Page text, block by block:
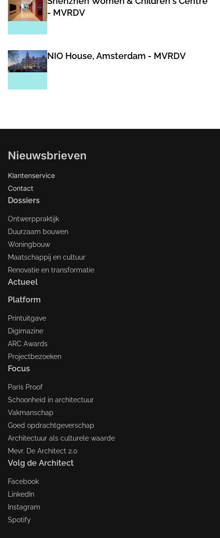
- MVRDV
NIO House, Amsterdam - MVRDV
Nieuwsbrieven
Klantenservice
Contact
Dossiers
Ontwerppraktijk
Duurzaam bouwen
Woningbouw
Maatschappij en cultuur
Renovatie en transformatie
Actueel
Platform
Printuitgave
Digimazine
ARC Awards
Projectbezoeken
Focus
Paris Proof
Schoonheid in architectuur
Vakmanschap
Goed opdrachtgeverschap
Architectuur als culturele waarde
Mevr. De Architect 2.0
Volg de Architect
Facebook
LinkedIn
Instagram
Spotify